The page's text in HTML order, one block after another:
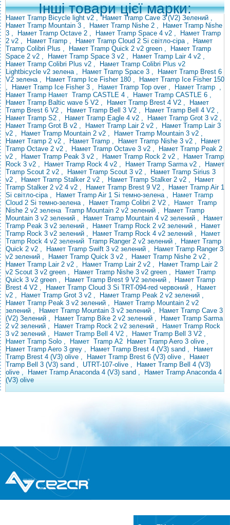
Інші товари цієї марки:
Намет Tramp Bicycle light v2 ,Намет Tramp Cave 3 (V2) Зелений ,
Намет Tramp Mountain 3 , Намет Tramp Nishe 2 ,
Намет Tramp Nishe
3 , Намет Tramp Octave 2 , Намет Tramp Space 4 v2 ,
Намет Tramp
2 v2 , Намет Tramp , Намет Tramp Cloud 2 Si світло-сіра ,
Намет
Tramp Colibri Plus , Намет Tramp Quick 2 v2 green ,
Намет Tramp
Space 2 v2 , Намет Tramp Space 3 v2 , Намет Tramp Lair 4 v2 ,
Намет Tramp Colibri Plus v2 , Намет Tramp Colibri Plus v2
Lightbicycle v2 зелена , Намет Tramp Space 3 ,
Намет Tramp Brest 6
V2 зелена , Намет Tramp Ice Fisher 180 ,
Намет Tramp Ice Fisher 150
,
Намет Tramp Ice Fisher 3 , Намет Tramp Top over , Намет Tramp ,
Намет Tramp Намет Tramp CASTLE 4 , Намет Tramp CASTLE 6 ,
Намет Tramp Baltic wave 5 V2 , Намет Tramp Brest 4 V2 ,
Намет
Tramp Brest 6 V2 , Намет Tramp Bell 3 V2 , Намет Tramp Bell 4 V2 ,
Намет Tramp S2 , Намет Tramp Eagle 4 v2 , Намет Tramp Grot 3 v2 ,
Намет Tramp Grot B v2 , Намет Tramp Lair 2 v2 ,
Намет Tramp Lair 3
v2 , Намет Tramp Mountain 2 v2 , Намет Tramp Mountain 3 v2 ,
Намет Tramp 2 v2 , Намет Tramp , Намет Tramp Nishe 3 v2 ,
Намет
Tramp Octave 2 v2 , Намет Tramp Octave 3 v2 ,
Намет Tramp Peak 2
v2 , Намет Tramp Peak 3 v2 , Намет Tramp Rock 2 v2 ,
Намет Tramp
Rock 3 v2 , Намет Tramp Rock 4 v2 , Намет Tramp Sarma v2 ,
Намет
Tramp Scout 2 v2 , Намет Tramp Scout 3 v2 ,
Намет Tramp Sirius 3
v2 , Намет Tramp Stalker 2 v2 , Намет Tramp Stalker 2 v2 ,
Намет
Tramp Stalker 2 v2 4 v2 , Намет Tramp Brest 9 V2 ,
Намет Tramp Air 1
Si світло-сіра , Намет Tramp Air 1 Si темно-зелена , Намет Tramp
Cloud 2 Si темно-зелена , Намет Tramp Colibri 2 V2 , Намет Tramp
Nishe 2 v2 зелена Tramp Mountain 2 v2 зелений ,
Намет Tramp
Mountain 3 v2 зелений , Намет Tramp Mountain 4 v2 зелений ,
Намет
Tramp Peak 3 v2 зелений , Намет Tramp Rock 2 v2 зелений ,
Намет
Tramp Rock 3 v2 зелений , Намет Tramp Rock 4 v2 зелений , Намет
Tramp Rock 4 v2 зелений Tramp Ranger 2 v2 зелений ,
Намет Tramp
Quick 2 v2 , Намет Tramp Swift 3 v2 зелений ,
Намет Tramp Ranger 3
v2 зелений , Намет Tramp Quick 3 v2 , Намет Tramp Nishe 2 v2 ,
Намет Tramp Lair 2 v2 , Намет Tramp Lair 2 v2 ,
Намет Tramp Lair 2
v2 Scout 3 v2 green , Намет Tramp Nishe 3 v2 green ,
Намет Tramp
Quick 3 v2 green , Намет Tramp Brest 9 V2 зелений ,
Намет Tramp
Brest 4 V2 , Намет Tramp Cloud 3 Si TRT-094-red червоний ,
Намет
v2 , Намет Tramp Grot 3 v2 , Намет Tramp Peak 2 v2 зелений ,
Намет Tramp Peak 3 v2 зелений ,
Намет Tramp Mountain 2 v2
зелений , Намет Tramp Mountain 3 v2 зелений ,
Намет Tramp Cave 3
(V2) Зелений , Намет Tramp Bike 2 v2 зелений ,
Намет Tramp Sarma
2 v2 зелений , Намет Tramp Rock 2 v2 зелений , Намет Tramp Rock
3 v2 зелений , Намет Tramp Bell 4 V2 , Намет Tramp Bell 3 V2 ,
Намет Tramp Solo , Намет Tramp A2 Намет Tramp Aero 3 olive ,
Намет Tramp Aero 3 grey , Намет Tramp Brest 4 (V3) sand ,
Намет
Tramp Brest 4 (V3) olive , Намет Tramp Brest 6 (V3) olive ,
Намет
Tramp Bell 3 (V3) sand , UTRT-107-olive ,
Намет Tramp Bell 4 (V3)
olive , Намет Tramp Anaconda 4 (V3) sand ,
Намет Tramp Anaconda 4
(V3) olive
®